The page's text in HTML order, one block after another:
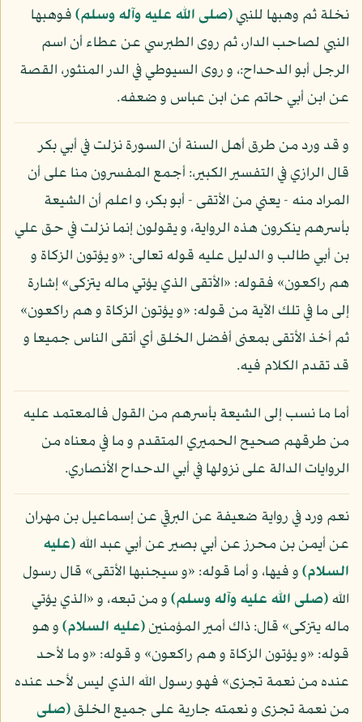
نخلة ثم وهبها للنبي(صلى الله عليه وآله وسلم)فوهبها
النبي لصاحب الدار، ثم روى الطبرسي عن عطاء أن اسم
الرجل أبو الدحداح:، و روى السيوطي في الدر المنثور، القصة
عن ابن أبي حاتم عن ابن عباس و ضعفه.
و قد ورد من طرق أهل السنة أن السورة نزلت في أبي بكر
قال الرازي في التفسير الكبير،: أجمع المفسرون منا على أن
المراد منه - يعني من الأتقى - أبو بكر، و اعلم أن الشيعة
بأسرهم ينكرون هذه الرواية، و يقولون إنما نزلت في حق علي
بن أبي طالب و الدليل عليه قوله تعالى: «و يؤتون الزكاة و
هم راكعون» فقوله: «الأتقى الذي يؤتي ماله يتزكى» إشارة
إلى ما في تلك الآية من قوله: «و يؤتون الزكاة و هم راكعون»
ثم أخذ الأتقى بمعنى أفضل الخلق أي أتقى الناس جميعا و
قد تقدم الكلام فيه.
أما ما نسب إلى الشيعة بأسرهم من القول فالمعتمد عليه
من طرقهم صحيح الحميري المتقدم و ما في معناه من
الروايات الدالة على نزولها في أبي الدحداح الأنصاري.
نعم ورد في رواية ضعيفة عن البرقي عن إسماعيل بن مهران
عن أيمن بن محرز عن أبي بصير عن أبي عبد الله(عليه
السلام)و فيها، و أما قوله: «و سيجنبها الأتقى» قال رسول
الله(صلى الله عليه وآله وسلم)و من تبعه، و «الذي يؤتي
ماله يتزكى» قال: ذاك أمير المؤمنين(عليه السلام)و هو
قوله: «و يؤتون الزكاة و هم راكعون» و قوله: «و ما لأحد
عنده من نعمة تجزى» فهو رسول الله الذي ليس لأحد عنده
من نعمة تجزى و نعمته جارية على جميع الخلق(صلى